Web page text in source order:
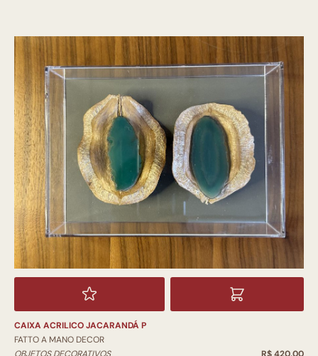
CAIXA ACRILICO JACARANDÁ P
FATTO A MANO DECOR
OBJETOS DECORATIVOS
R$ 420,00